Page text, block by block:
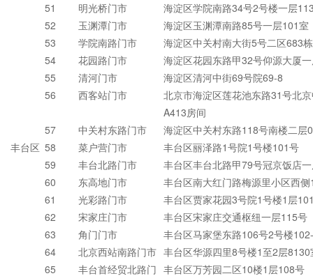
51
明光桥门市
海淀区学院南路34号2号楼一层
52
玉渊潭门市
海淀区玉渊潭南路85号一层101室
53
学院南路门市
海淀区中关村南大街5号二区683
54
花园路门市
海淀区花园东路甲32号仰源大厦
55
清河门市
海淀区清河中街69号院69-8
56
西客站门市
北京市海淀区莲花池东路31号北
A413房间
57
中关村东路门市
海淀区中关村东路118号南楼二层
丰台区 58 菜户营门市
丰台区丽泽路1号院1号楼101号
59
丰台北路门市
丰台区丰台北路甲79号冠京饭店
60
东高地门市
丰台区南大红门路梅源里小区西
61
光彩路门市
丰台区贾家花园3号院1号楼1层
62
宋家庄门市
丰台区宋家庄交通枢纽一层115号
63
角门门市
丰台区马家堡东路106号2号楼
64
北京西站南路门市 丰台区华源四里8号楼1至2层8130
65
丰台首经贸北路门 丰台区万芳园二区10楼1层108号